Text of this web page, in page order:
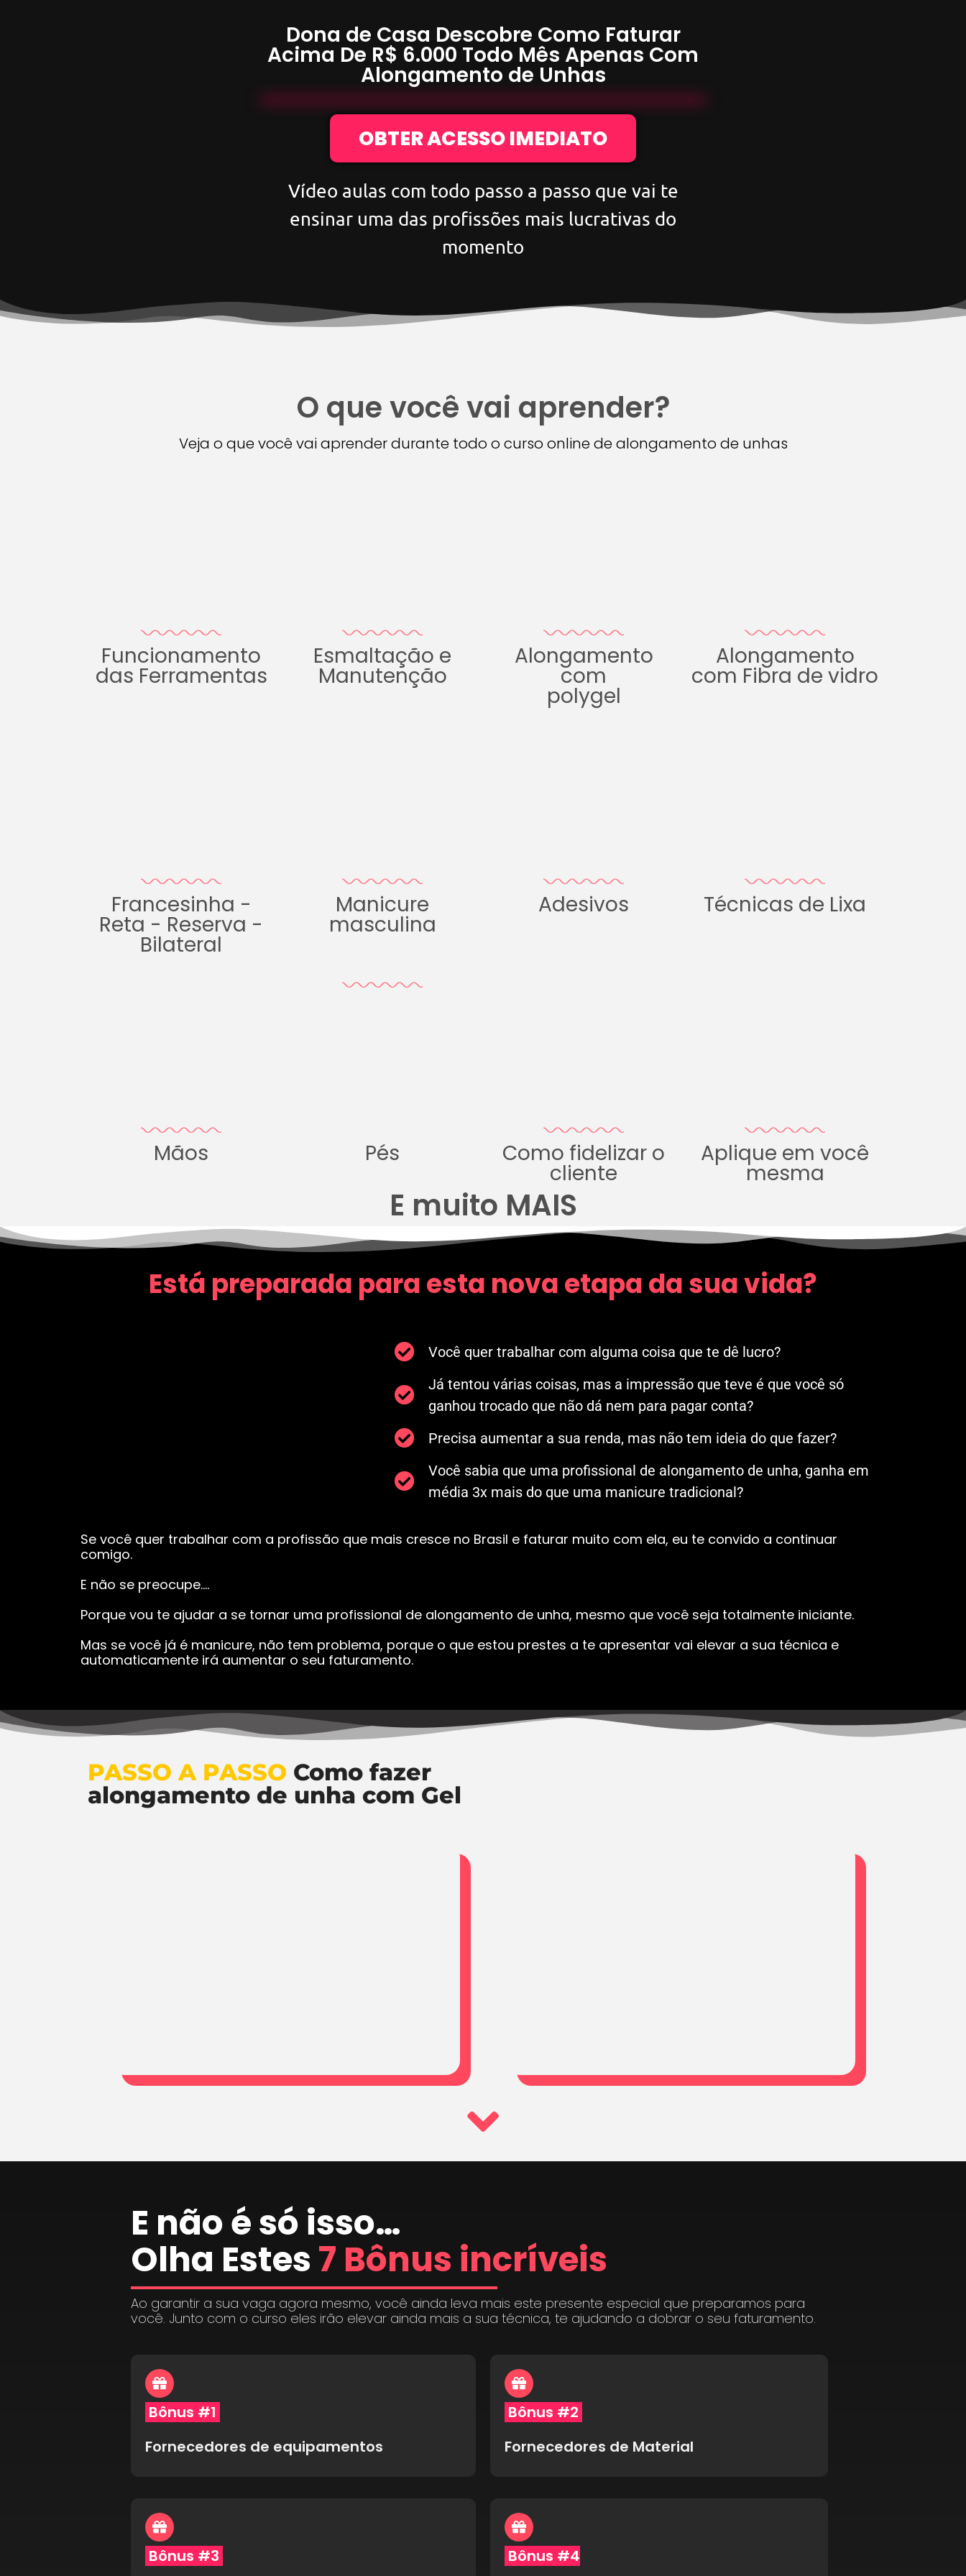
Dona de Casa Descobre Como Faturar
Acima De R$ 6.000 Todo Mês Apenas Com
Alongamento de Unhas
OBTER ACESSO IMEDIATO
Vídeo aulas com todo passo a passo que vai te
ensinar uma das profissões mais lucrativas do
momento
O que você vai aprender?
Veja o que você vai aprender durante todo o curso online de alongamento de unhas
Funcionamento
das Ferramentas
Esmaltação e
Manutenção
Alongamento
com
polygel
Alongamento
com Fibra de vidro
Francesinha -
Reta - Reserva -
Bilateral
Manicure
masculina
Adesivos Técnicas de Lixa
Mãos Pés Como fidelizar o
cliente
Aplique em você
mesma
E muito MAIS
Está preparada para esta nova etapa da sua vida?
Você quer trabalhar com alguma coisa que te dê lucro?
Já tentou várias coisas, mas a impressão que teve é que você só
ganhou trocado que não dá nem para pagar conta?
Precisa aumentar a sua renda, mas não tem ideia do que fazer?
Você sabia que uma profissional de alongamento de unha, ganha em
média 3x mais do que uma manicure tradicional?
Se você quer trabalhar com a profissão que mais cresce no Brasil e faturar muito com ela, eu te convido a continuar
comigo.
E não se preocupe….
Porque vou te ajudar a se tornar uma profissional de alongamento de unha, mesmo que você seja totalmente iniciante.
Mas se você já é manicure, não tem problema, porque o que estou prestes a te apresentar vai elevar a sua técnica e
automaticamente irá aumentar o seu faturamento.
PASSO A PASSO Como fazer
alongamento de unha com Gel
E não é só isso…
Olha Estes 7 Bônus incríveis
Ao garantir a sua vaga agora mesmo, você ainda leva mais este presente especial que preparamos para
você. Junto com o curso eles irão elevar ainda mais a sua técnica, te ajudando a dobrar o seu faturamento.
Bônus #1
Fornecedores de equipamentos
Bônus #2
Fornecedores de Material
Bônus #3 Bônus #4